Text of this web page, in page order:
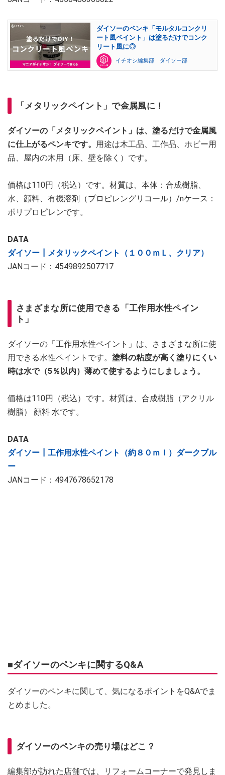
ダイソーのペンキ「モルタルコンクリ
ート風ペイント」は塗るだけでコンク
リート風に◎
イチオシ編集部 ダイソー部
「メタリックペイント」で金属風に！
ダイソーの「メタリックペイント」は、塗るだけで金属風
に仕上がるペンキです。
用途は木工品、工作品、ホビー用
品、屋内の木用（床、壁を除く）です。
価格は110円（税込）です。材質は、本体：合成樹脂、
水、顔料、有機溶剤（プロピレングリコール）/nケース：
ポリプロピレンです。
DATA
ダイソー┃メタリックペイント（１００ｍＬ、クリア）
JANコード：4549892507717
さまざまな所に使用できる「工作用水性ペイン
ト」
ダイソーの「工作用水性ペイント」は、さまざまな所に使
用できる水性ペイントです。 塗料の粘度が高く塗りにくい
時は水で（5％以内）薄めて使するようにしましょう。
価格は110円（税込）です。材質は、合成樹脂（アクリル
樹脂） 顔料 水です。
DATA
ダイソー┃工作用水性ペイント（約８０ｍｌ）ダークブル
ー
JANコード：4947678652178
■ダイソーのペンキに関するQ&A
ダイソーのペンキに関して、気になるポイントをQ&Aでま
とめました。
ダイソーのペンキの売り場はどこ？
編集部が訪れた店舗では、リフォームコーナーで発見しま